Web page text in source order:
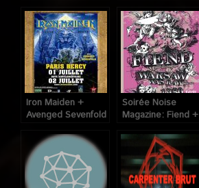
Kalessin @
Trabendo (Paris),
10 Mars 2009
Octobre 2008.
Iron Maiden +
Avenged Sevenfold
Bercy (Paris), les
1er et 2 juillet 2008
Soirée Noise
Magazine: Fiend +
(Paris), le 20
Décembre 2008